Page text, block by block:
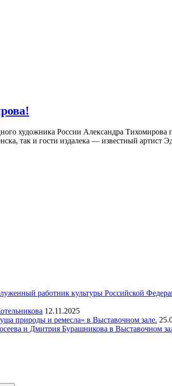
художника России Александра
так и гости издалека — известный артист
работник культуры Российской
12.11.2025
природы и ремесла» в Выставочном зале.
и Дмитрия Бурашникова в Выставочном